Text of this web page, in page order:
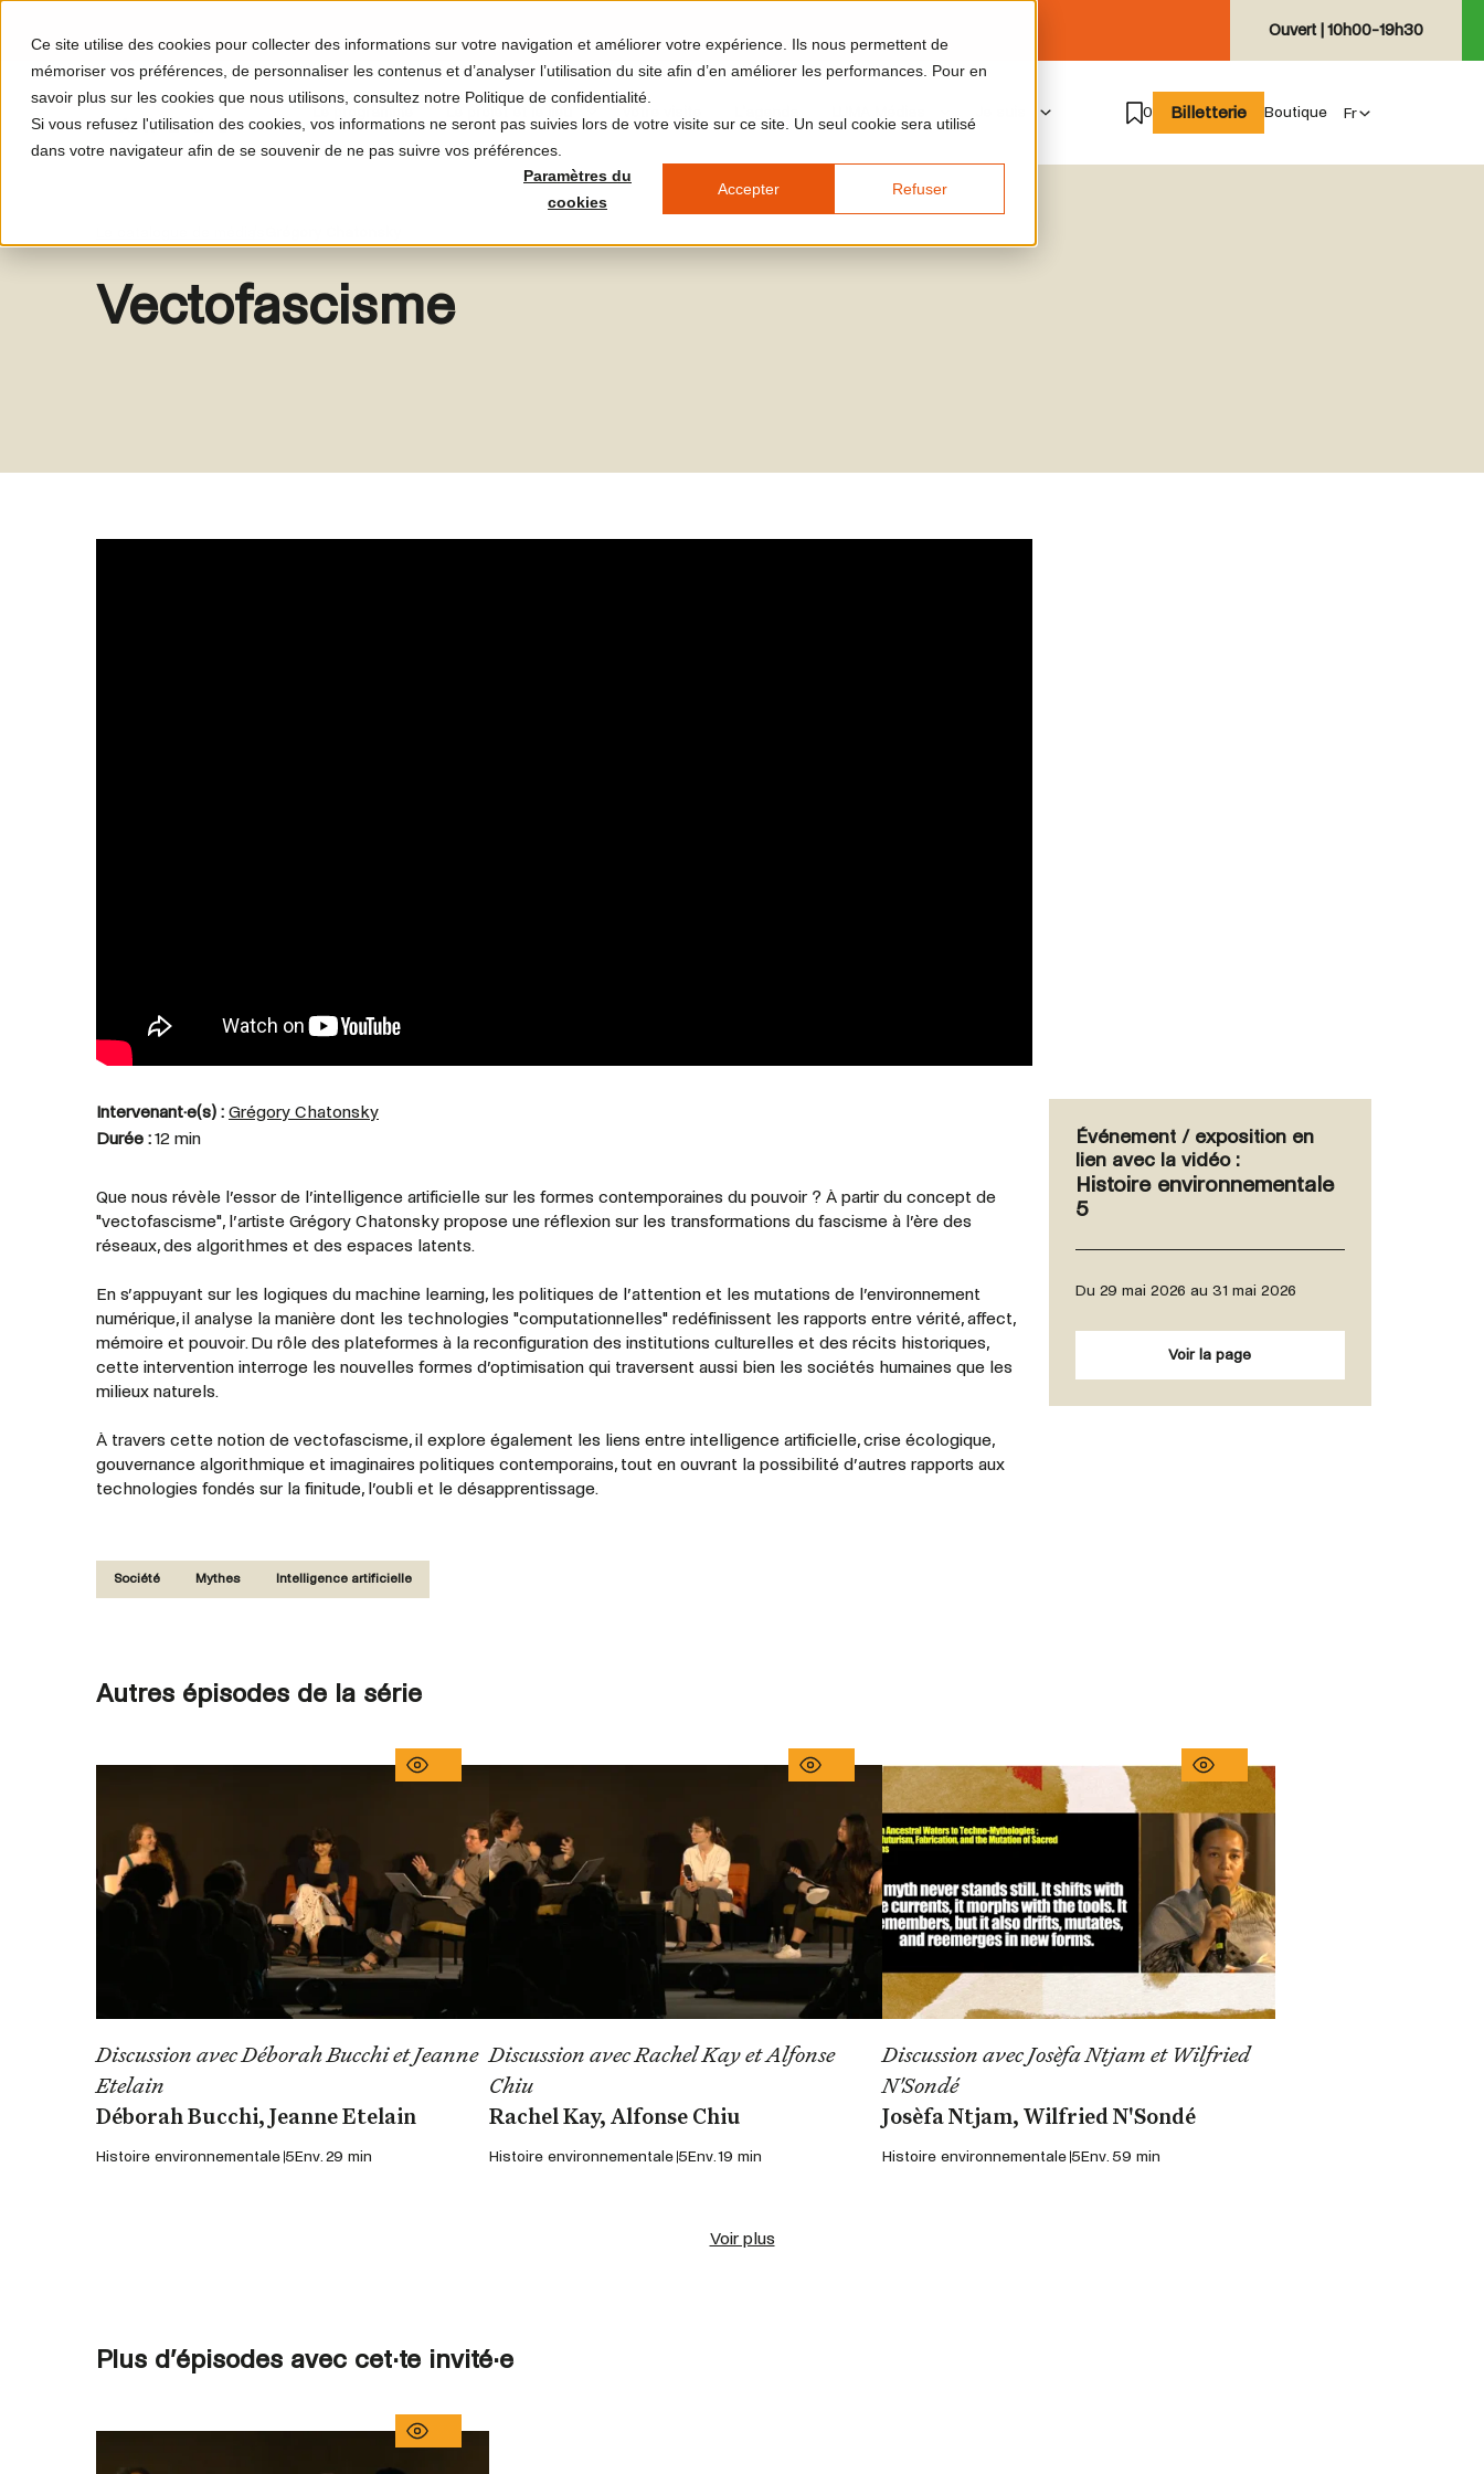
Ce site utilise des cookies pour collecter des informations sur votre navigation et améliorer votre expérience. Ils nous permettent de
mémoriser vos préférences, de personnaliser les contenus et d’analyser l’utilisation du site afin d’en améliorer les performances. Pour en
savoir plus sur les cookies que nous utilisons, consultez notre Politique de confidentialité.
Si vous refusez l'utilisation des cookies, vos informations ne seront pas suivies lors de votre visite sur ce site. Un seul cookie sera utilisé
dans votre navigateur afin de se souvenir de ne pas suivre vos préférences.
Paramètres du
cookies
Accepter Refuser
Ouvert | 10h00-19h30
0 Billetterie Boutique
Vectofascisme
Intervenant·e(s) : Grégory Chatonsky
Durée :12 min
Que nous révèle l’essor de l’intelligence artificielle sur les formes contemporaines du pouvoir ? À partir du concept de
"vectofascisme", l’artiste Grégory Chatonsky propose une réflexion sur les transformations du fascisme à l’ère des
réseaux, des algorithmes et des espaces latents.
En s’appuyant sur les logiques du machine learning, les politiques de l’attention et les mutations de l’environnement
numérique, il analyse la manière dont les technologies "computationnelles" redéfinissent les rapports entre vérité, affect,
mémoire et pouvoir. Du rôle des plateformes à la reconfiguration des institutions culturelles et des récits historiques,
cette intervention interroge les nouvelles formes d’optimisation qui traversent aussi bien les sociétés humaines que les
milieux naturels.
À travers cette notion de vectofascisme, il explore également les liens entre intelligence artificielle, crise écologique,
gouvernance algorithmique et imaginaires politiques contemporains, tout en ouvrant la possibilité d’autres rapports aux
technologies fondés sur la finitude, l’oubli et le désapprentissage.
Société Mythes Intelligence artificielle
Événement / exposition en
lien avec la vidéo :
Histoire environnementale
5
Du 29 mai 2026 au 31 mai 2026
Voir la page
Autres épisodes de la série
Discussion avec Déborah Bucchi et Jeanne
Etelain
Déborah Bucchi, Jeanne Etelain
Histoire environnementale 5Env. 29 min
Discussion avec Rachel Kay et Alfonse
Chiu
Rachel Kay, Alfonse Chiu
Histoire environnementale 5Env. 19 min
Discussion avec Josèfa Ntjam et Wilfried
N'Sondé
Josèfa Ntjam, Wilfried N'Sondé
Histoire environnementale 5Env. 59 min
Voir plus
Plus d’épisodes avec cet·te invité·e